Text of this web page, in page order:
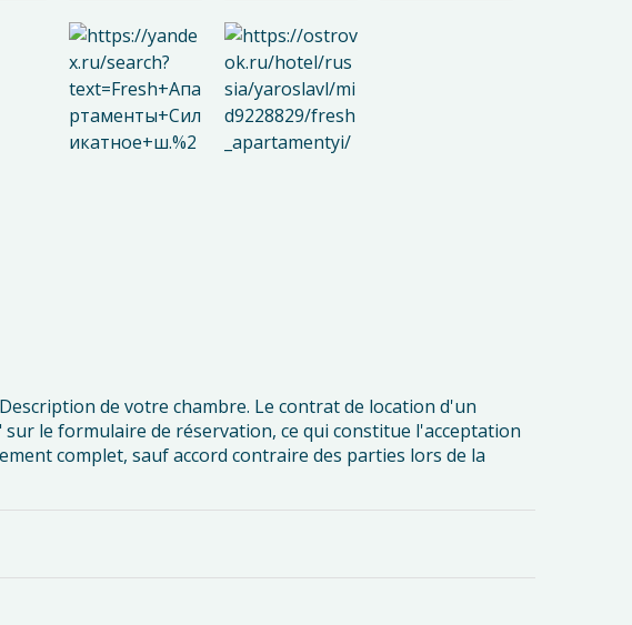
de votre chambre. Le contrat de location d'un
le formulaire de réservation, ce qui constitue l'acceptation
complet, sauf accord contraire des parties lors de la